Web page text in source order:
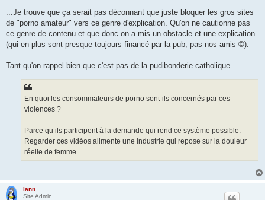
...Je trouve que ça serait pas déconnant que juste bloquer les gros sites
de "porno amateur" vers ce genre d'explication. Qu'on ne cautionne pas
ce genre de contenu et que donc on a mis un obstacle et une explication
(qui en plus sont presque toujours financé par la pub, pas nos amis ©).
Tant qu'on rappel bien que c'est pas de la pudibonderie catholique.
En quoi les consommateurs de porno sont-ils concernés par ces
violences ?
Parce qu’ils participent à la demande qui rend ce système possible.
Regarder ces vidéos alimente une industrie qui repose sur la douleur
réelle de femme
lann
Site Admin